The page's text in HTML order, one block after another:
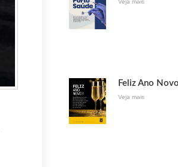
Veja mais
Feliz Ano
Veja mais